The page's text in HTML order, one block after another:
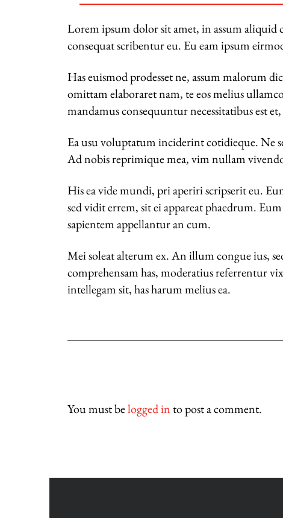
Lorem ipsum dolor sit amet, in assum
consequat scribentur eu. Eu eam ipsum
Has euismod prodesset ne, assum malorum
omittam elaboraret nam, te eos melius
mandamus consequuntur necessitatibus est
Ea usu voluptatum inciderint cotidieque. Ne
Ad nobis reprimique mea, vim nullam
His ea vide mundi, pri aperiri scripserit eu.
sed vidit errem, sit ei appareat phaedrum.
sapientem appellantur an cum.
Mei soleat alterum ex. An illum congue ius,
comprehensam has, moderatius referrentur
intellegam sit, has harum melius ea.
You must belogged into post a comment.